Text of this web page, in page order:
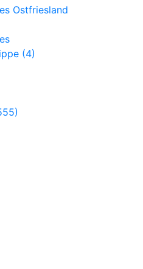
Ostfriesland
(4)